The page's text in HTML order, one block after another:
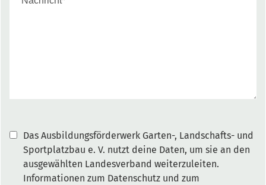
Das Ausbildungsförderwerk Garten-, Landschafts- und
Sportplatzbau e. V. nutzt deine Daten, um sie an den
ausgewählten Landesverband weiterzuleiten.
Informationen zum Datenschutz und zum